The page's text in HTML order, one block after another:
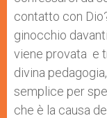
contatto con
ginocchio
viene provata e
divina
semplice per
che è la causa